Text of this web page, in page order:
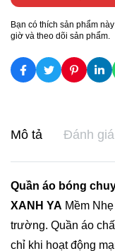
Bạn có thích sản phẩm
giờ và theo dõi sản phẩm.
Mô tả Đánh giá
Quần áo bóng
XANH YA Mềm
trường. Quần áo
chỉ khi hoạt động